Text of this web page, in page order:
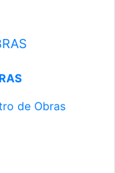
de Obras